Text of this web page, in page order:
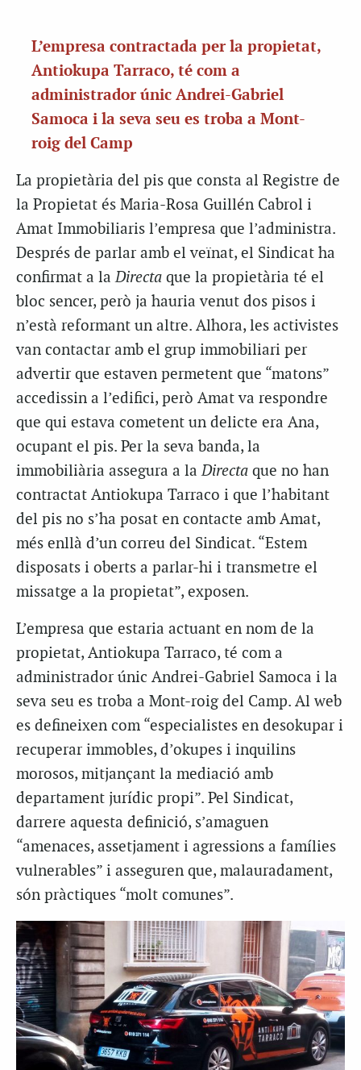
L’empresa contractada per la propietat,
Antiokupa Tarraco, té com a
administrador únic Andrei-Gabriel
Samoca i la seva seu es troba a Mont-
roig del Camp
La propietària del pis que consta al Registre de
la Propietat és Maria-Rosa Guillén Cabrol i
Amat Immobiliaris l’empresa que l’administra.
Després de parlar amb el veïnat, el Sindicat ha
confirmat a laDirecta que la propietària té el
bloc sencer, però ja hauria venut dos pisos i
n’està reformant un altre. Alhora, les activistes
van contactar amb el grup immobiliari per
advertir que estaven permetent que “matons”
accedissin a l’edifici, però Amat va respondre
que qui estava cometent un delicte era Ana,
ocupant el pis. Per la seva banda, la
immobiliària assegura a laDirecta que no han
contractat Antiokupa Tarraco i que l’habitant
del pis no s’ha posat en contacte amb Amat,
més enllà d’un correu del Sindicat. “Estem
disposats i oberts a parlar-hi i transmetre el
missatge a la propietat”, exposen.
L’empresa que estaria actuant en nom de la
propietat, Antiokupa Tarraco, té com a
administrador únic Andrei-Gabriel Samoca i la
seva seu es troba a Mont-roig del Camp. Al web
es defineixen com “especialistes en desokupar i
recuperar immobles, d’okupes i inquilins
morosos, mitjançant la mediació amb
departament jurídic propi”. Pel Sindicat,
darrere aquesta definició, s’amaguen
“amenaces, assetjament i agressions a famílies
vulnerables” i asseguren que, malauradament,
són pràctiques “molt comunes”.